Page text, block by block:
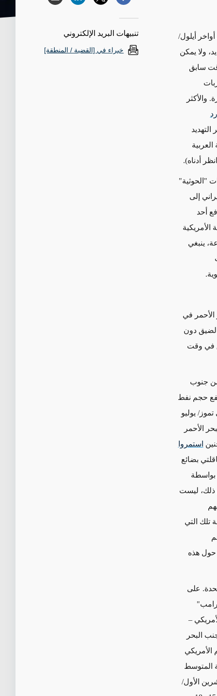
أيلول/
ولا يمكن
سابق
والأكثر
رد
.
"الحوثية"
إلى
أحد
ينبغي
.
في
الضيق دون
في وقت
من جنوب
حجم نفط
ألف برميل يومياً في تموز/ يوليو
البحر الأحمر
استمروا
بضائع
بواسطة
ذلك، ليست
تلك التي
حول هذه
على
–
البحر
الأمريكي
طنجة المتوسط
صلالة في عُمان، في رحلة استمرت من 15 أيلول/ سبتمبر إلى 11 تشرين الأول/
تنبيهات البريد الإلكتروني
خبراء في [القضية / المنطقة]